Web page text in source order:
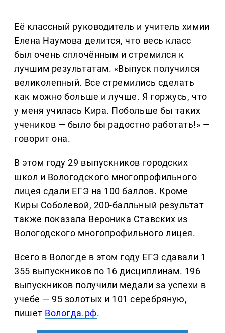
Её классный руководитель и учитель химии
Елена Наумова делится, что весь класс
был очень сплочённым и стремился к
лучшим результатам. «Выпуск получился
великолепный. Все стремились сделать
как можно больше и лучше. Я горжусь, что
у меня училась Кира. Побольше бы таких
учеников — было бы радостно работать!» —
говорит она.
В этом году 29 выпускников городских
школ и Вологодского многопрофильного
лицея сдали ЕГЭ на 100 баллов. Кроме
Киры Соболевой, 200-балльный результат
также показала Вероника Ставских из
Вологодского многопрофильного лицея.
Всего в Вологде в этом году ЕГЭ сдавали 1
355 выпускников по 16 дисциплинам. 196
выпускников получили медали за успехи в
учебе — 95 золотых и 101 серебряную,
пишет Вологда.рф.